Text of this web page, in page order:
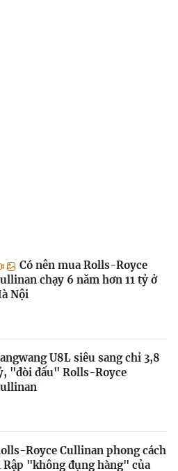
Có nên mua Rolls-Royce
chạy 6 năm hơn 11 tỷ ở
Nội
U8L siêu sang chỉ 3,8
"đòi đấu" Rolls-Royce
Royce Cullinan phong cách
Rập "không đụng hàng" của